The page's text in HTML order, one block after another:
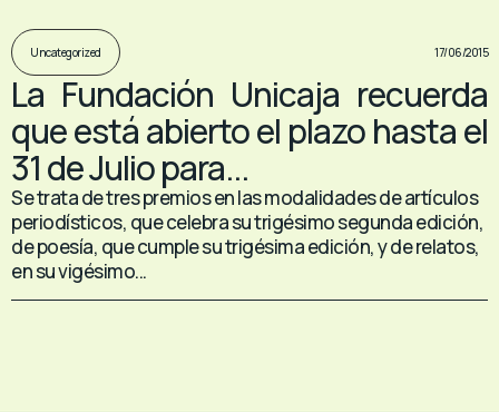
Uncategorized 17/06/2015
La Fundación Unicaja recuerda
que está abierto el plazo hasta el
31 de Julio para...
Se trata de tres premios en las modalidades de artículos
periodísticos, que celebra su trigésimo segunda edición,
de poesía, que cumple su trigésima edición, y de relatos,
en su vigésimo...